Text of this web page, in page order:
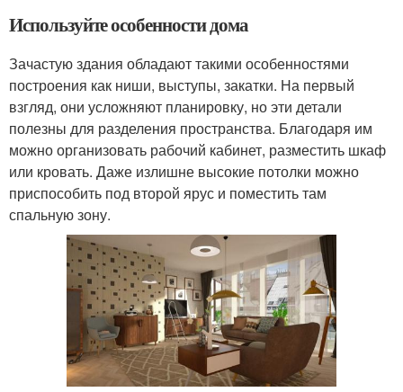
Используйте особенности дома
Зачастую здания обладают такими особенностями
построения как ниши, выступы, закатки. На первый
взгляд, они усложняют планировку, но эти детали
полезны для разделения пространства. Благодаря им
можно организовать рабочий кабинет, разместить шкаф
или кровать. Даже излишне высокие потолки можно
приспособить под второй ярус и поместить там
спальную зону.